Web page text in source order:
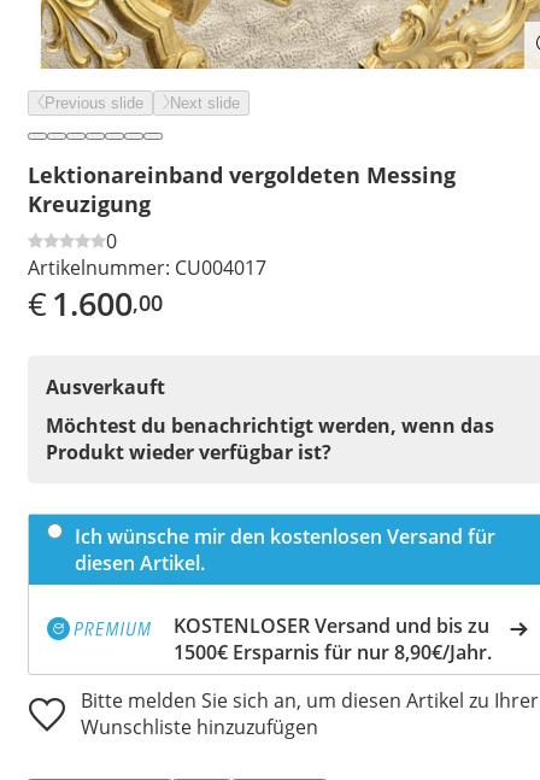
Previous slide Next slide
Lektionareinband vergoldeten Messing
Kreuzigung
0
Artikelnummer: CU004017
€1.600,00
Ausverkauft
Möchtest du benachrichtigt werden, wenn das
Produkt wieder verfügbar ist?
Ich wünsche mir den kostenlosen Versand für
diesen Artikel.
KOSTENLOSER Versand und bis zu
1500€ Ersparnis für nur 8,90€/Jahr.
Bitte melden Sie sich an, um diesen Artikel zu Ihrer
Wunschliste hinzuzufügen